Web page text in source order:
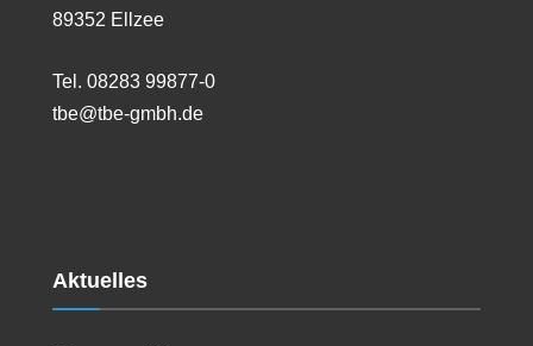
89352 Ellzee
Tel. 08283 99877-0
tbe@tbe-gmbh.de
Aktuelles